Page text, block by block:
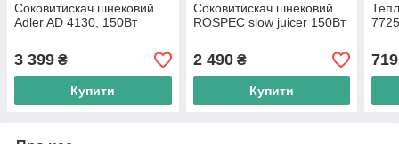
Соковитискач шнековий
Adler AD 4130, 150Вт
3 399 ₴
Купити
Соковитискач шнековий
ROSPEC slow juicer 150Вт
2 490₴
Купити
719